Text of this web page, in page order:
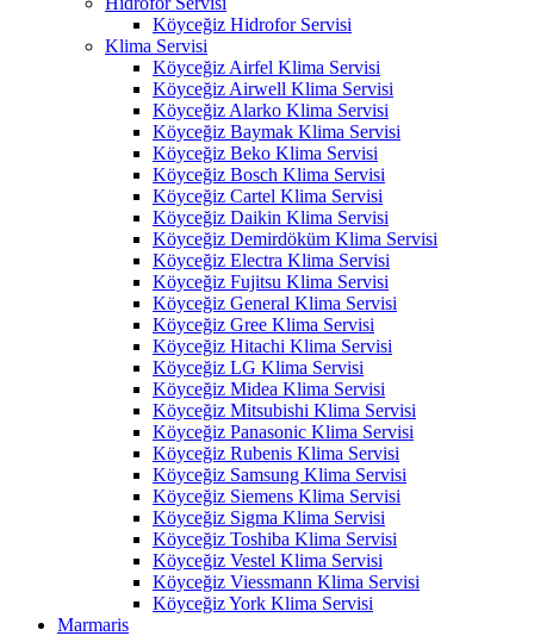
Köyceğiz Hidrofor Servisi
Klima Servisi
Köyceğiz Airfel Klima Servisi
Köyceğiz Airwell Klima Servisi
Köyceğiz Alarko Klima Servisi
Köyceğiz Baymak Klima Servisi
Köyceğiz Beko Klima Servisi
Köyceğiz Bosch Klima Servisi
Köyceğiz Cartel Klima Servisi
Köyceğiz Daikin Klima Servisi
Köyceğiz Demirdöküm Klima Servisi
Köyceğiz Electra Klima Servisi
Köyceğiz Fujitsu Klima Servisi
Köyceğiz General Klima Servisi
Köyceğiz Gree Klima Servisi
Köyceğiz Hitachi Klima Servisi
Köyceğiz LG Klima Servisi
Köyceğiz Midea Klima Servisi
Köyceğiz Mitsubishi Klima Servisi
Köyceğiz Panasonic Klima Servisi
Köyceğiz Rubenis Klima Servisi
Köyceğiz Samsung Klima Servisi
Köyceğiz Siemens Klima Servisi
Köyceğiz Sigma Klima Servisi
Köyceğiz Toshiba Klima Servisi
Köyceğiz Vestel Klima Servisi
Köyceğiz Viessmann Klima Servisi
Köyceğiz York Klima Servisi
Marmaris